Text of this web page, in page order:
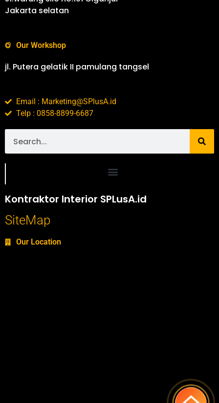
Jakarta selatan
Our Workshop
jl. Putera gelatik II pamulang tangsel
Email : Marketing@SPlusA.id
Telp : 0858-8899-6687
Kontraktor Interior SPLusA.id
SiteMap
Our Location